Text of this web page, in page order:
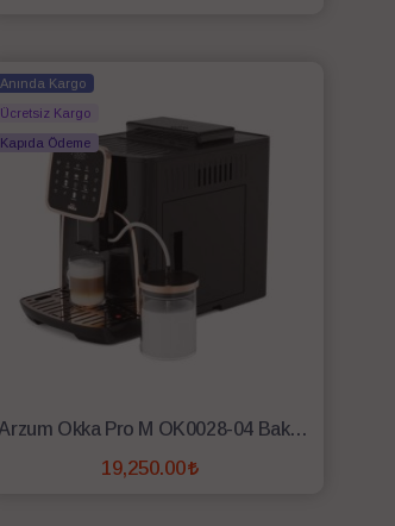
Anında Kargo
Ücretsiz Kargo
Kapıda Ödeme
Arzum Okka Pro M OK0028-04 Bakır Tam Otomatik Espresso Makinesi
19,250.00